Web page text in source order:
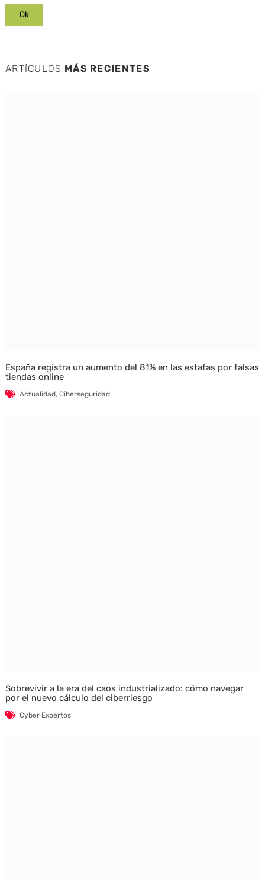
ARTÍCULOS MÁS RECIENTES
España registra un aumento del 81% en las estafas por falsas
tiendas online
Actualidad, Ciberseguridad
Sobrevivir a la era del caos industrializado: cómo navegar
por el nuevo cálculo del ciberriesgo
Cyber Expertos